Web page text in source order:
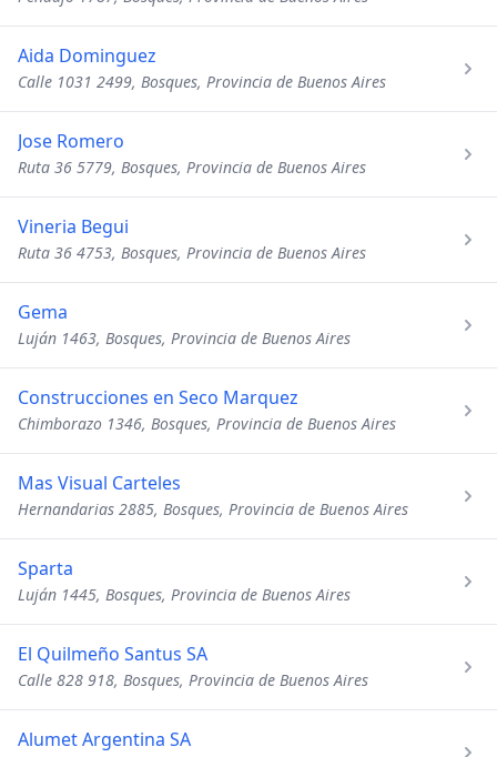
Aida Dominguez
Calle 1031 2499, Bosques, Provincia de Buenos Aires
Jose Romero
Ruta 36 5779, Bosques, Provincia de Buenos Aires
Vineria Begui
Ruta 36 4753, Bosques, Provincia de Buenos Aires
Gema
Luján 1463, Bosques, Provincia de Buenos Aires
Construcciones en Seco Marquez
Chimborazo 1346, Bosques, Provincia de Buenos Aires
Mas Visual Carteles
Hernandarias 2885, Bosques, Provincia de Buenos Aires
Sparta
Luján 1445, Bosques, Provincia de Buenos Aires
El Quilmeño Santus SA
Calle 828 918, Bosques, Provincia de Buenos Aires
Alumet Argentina SA